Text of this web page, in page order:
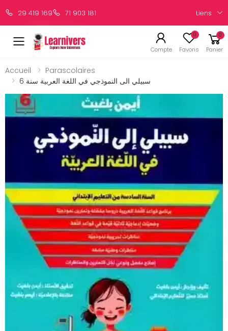
29 419 169 71 903 181 Liens
Compte
0
Favoris
0
Panier
Accueil
Parascolaires
سبيلي الى النموذجي في اللغة العربية سنة 6